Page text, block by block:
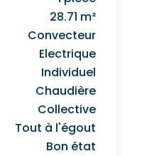
28.71 m²
Convecteur
Electrique
Individuel
Chaudière
Collective
Tout à l'égout
Bon état